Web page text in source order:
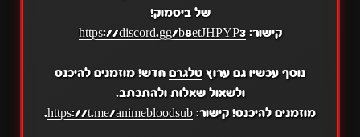
של ביסמוק!
קישור:https://discord.gg/b8etJHPYP3
נוסף עכשיו גם ערוץטלגרםחדש! מוזמנים להיכנס
ולשאול שאלות ולהתכתב.
מוזמנים להיכנס! קישור: https://t.me/animebloodsub
.